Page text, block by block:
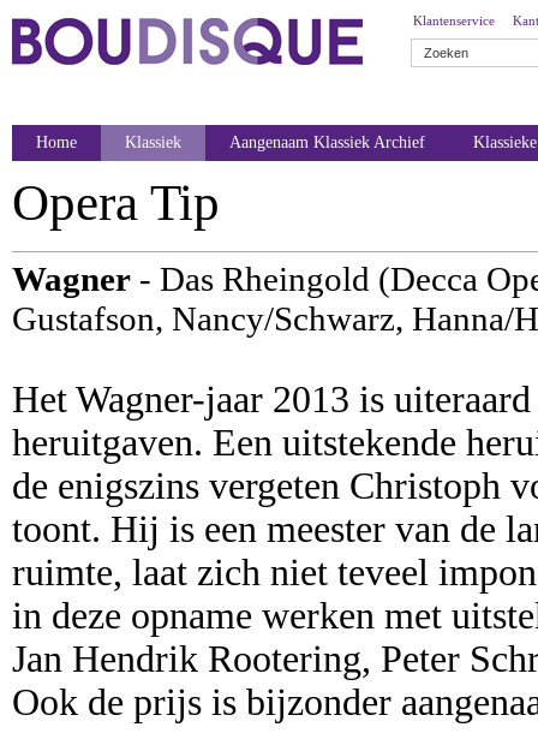
Klantenservice
Home Klassiek Aangenaam Klassiek Archief
Opera Tip
Wagner - Das Rheingold (Decca
Gustafson, Nancy/Schwarz, Hanna/
Het Wagner-jaar 2013 is
heruitgaven. Een uitstekende
de enigszins vergeten Christoph
toont. Hij is een meester van de
ruimte, laat zich niet teveel
in deze opname werken met
Jan Hendrik Rootering, Peter
Ook de prijs is bijzonder